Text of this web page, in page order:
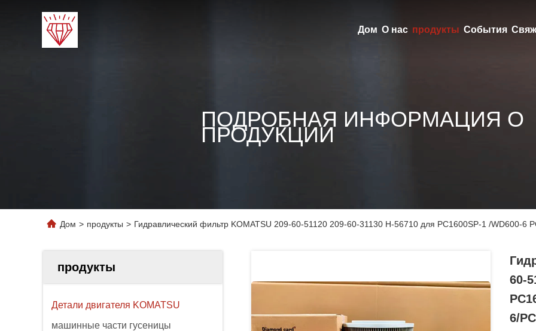
Дом О нас продукты События
ПОДРОБНАЯ ИНФОРМАЦИЯ О
ПРОДУКЦИИ
Дом > продукты > Гидравлический фильтр KOMATSU 209-60-51120 209-60-31130 H-56710 для PC1600SP-1 /WD600-6
продукты
Детали двигателя KOMATSU
машинные части гусеницы
60-
6/